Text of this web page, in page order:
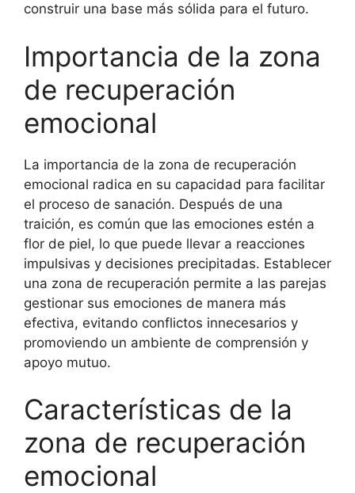
construir una base más sólida para el futuro.
Importancia de la zona
de recuperación
emocional
La importancia de la zona de recuperación
emocional radica en su capacidad para facilitar
el proceso de sanación. Después de una
traición, es común que las emociones estén a
flor de piel, lo que puede llevar a reacciones
impulsivas y decisiones precipitadas. Establecer
una zona de recuperación permite a las parejas
gestionar sus emociones de manera más
efectiva, evitando conflictos innecesarios y
promoviendo un ambiente de comprensión y
apoyo mutuo.
Características de la
zona de recuperación
emocional